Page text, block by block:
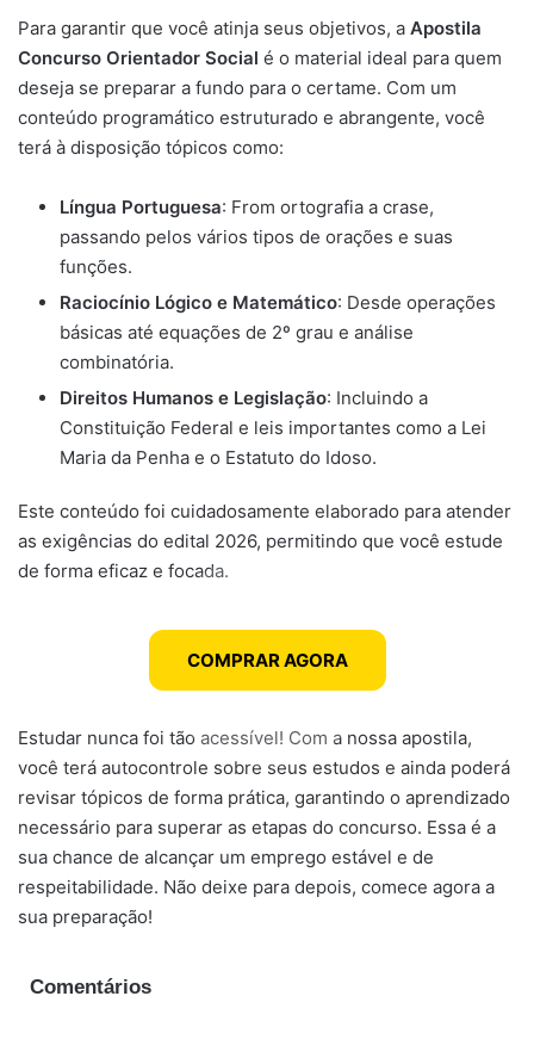
Para garantir que você atinja seus objetivos, a Apostila
Concurso Orientador Social é o material ideal para quem
deseja se preparar a fundo para o certame. Com um
conteúdo programático estruturado e abrangente, você
terá à disposição tópicos como:
Língua Portuguesa: From ortografia a crase,
passando pelos vários tipos de orações e suas
funções.
Raciocínio Lógico e Matemático: Desde operações
básicas até equações de 2º grau e análise
combinatória.
Direitos Humanos e Legislação: Incluindo a
Constituição Federal e leis importantes como a Lei
Maria da Penha e o Estatuto do Idoso.
Este conteúdo foi cuidadosamente elaborado para atender
as exigências do edital 2026, permitindo que você estude
de forma eficaz e focada.
COMPRAR AGORA
Estudar nunca foi tão acessível! Com a nossa apostila,
você terá autocontrole sobre seus estudos e ainda poderá
revisar tópicos de forma prática, garantindo o aprendizado
necessário para superar as etapas do concurso. Essa é a
sua chance de alcançar um emprego estável e de
respeitabilidade. Não deixe para depois, comece agora a
sua preparação!
Comentários